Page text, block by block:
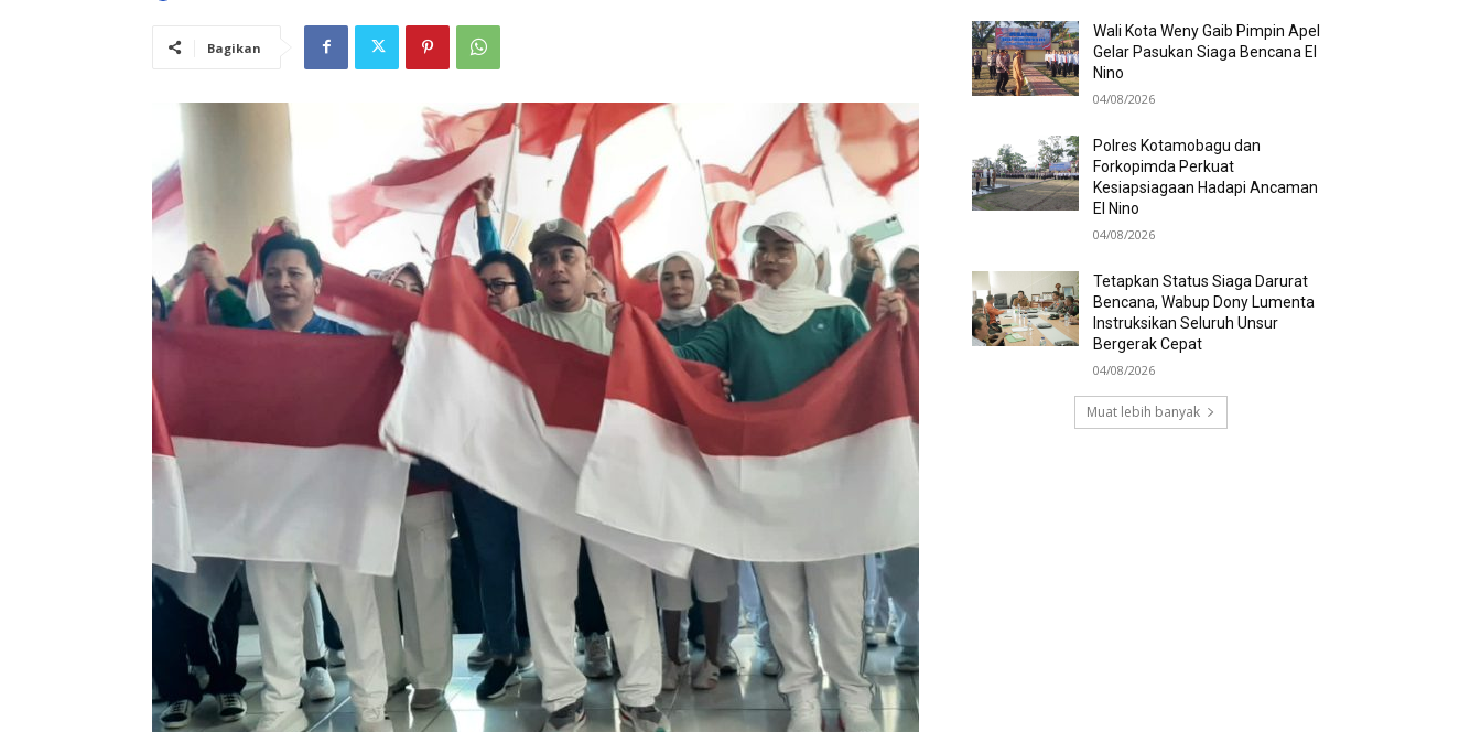
Bagikan
Wali Kota Weny Gaib Pimpin Apel
Gelar Pasukan Siaga Bencana El
Nino
04/08/2026
Polres Kotamobagu dan
Forkopimda Perkuat
Kesiapsiagaan Hadapi Ancaman
El Nino
04/08/2026
Tetapkan Status Siaga Darurat
Bencana, Wabup Dony Lumenta
Instruksikan Seluruh Unsur
Bergerak Cepat
04/08/2026
Muat lebih banyak